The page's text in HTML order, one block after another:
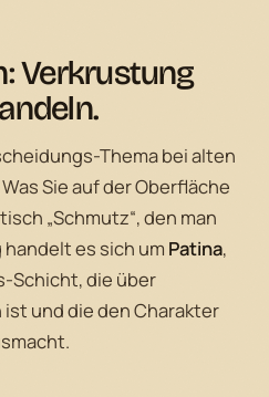
Verkrustung
Thema bei alten
Sie auf der Oberfläche
„Schmutz“, den man
es sich um Patina,
Schicht, die über
und die den Charakter